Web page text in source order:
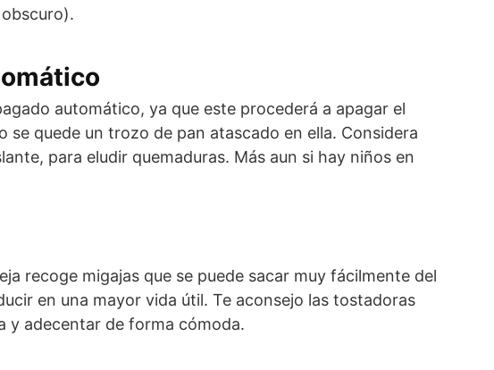
automático, ya que este procederá a apagar el
quede un trozo de pan atascado en ella. Considera
para eludir quemaduras. Más aun si hay niños en
recoge migajas que se puede sacar muy fácilmente del
en una mayor vida útil. Te aconsejo las tostadoras
y adecentar de forma cómoda.